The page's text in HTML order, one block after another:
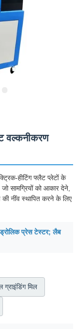
वल्कनीकरण
हीटिंग फ्लैट प्लेटों के
सामग्रियों को आकार देने,
की नींव स्थापित करने के लिए
प्रेस टेस्टर; लैब
ग्राइंडिंग मिल